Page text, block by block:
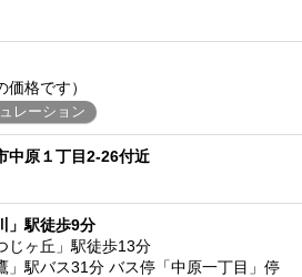
価格です）
レーション
中原１丁目2-26付近
」駅徒歩9分
じヶ丘」駅徒歩13分
」駅バス31分 バス停「中原一丁目」停